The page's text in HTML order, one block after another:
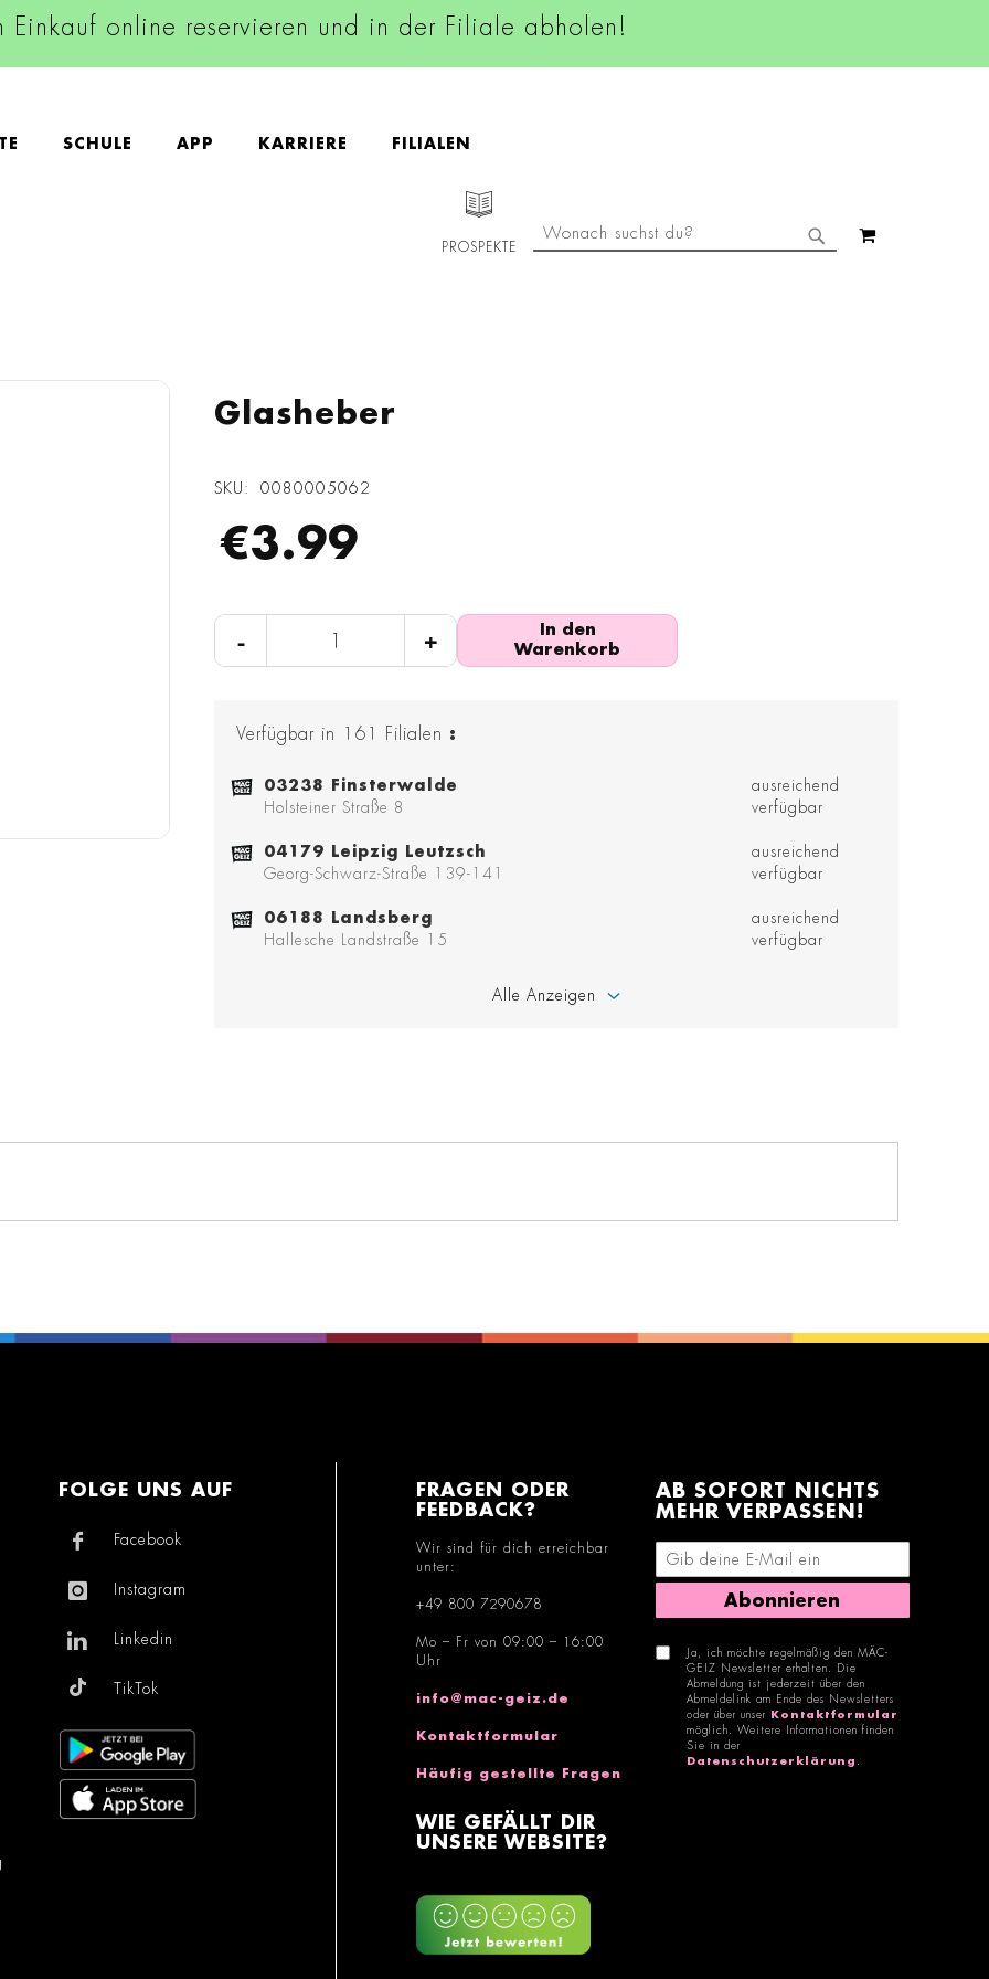
Einkauf online reservieren und in der Filiale abholen!
SCHULE APP KARRIERE FILIALEN
PROSPEKTE
SUCHE
Glasheber
SKU 0080005062
€3.99
- +
In den
Warenkorb
Verfügbar in 161 Filialen :
03238 Finsterwalde
Holsteiner Straße 8
ausreichend
verfügbar
04179 Leipzig Leutzsch
Georg-Schwarz-Straße 139-141
ausreichend
verfügbar
06188 Landsberg
Hallesche Landstraße 15
ausreichend
verfügbar
Alle Anzeigen
FOLGE UNS AUF
Facebook
Instagram
Linkedin
TikTok
FRAGEN ODER
FEEDBACK?
Wir sind für dich erreichbar
unter:
+49 800 7290678
Mo – Fr von 09:00 – 16:00
Uhr
info@mac-geiz.de
Kontaktformular
Häufig gestellte Fragen
WIE GEFÄLLT DIR
UNSERE WEBSITE?
AB SOFORT NICHTS
MEHR VERPASSEN!
E-Mail-Adresse eingeben
Abonnieren
Ja, ich möchte regelmäßig den MÄC-
GEIZ Newsletter erhalten. Die
Abmeldung ist jederzeit über den
Abmeldelink am Ende des Newsletters
oder über unser
Kontaktformular
möglich. Weitere Informationen finden
Sie in der
Datenschutzerklärung .